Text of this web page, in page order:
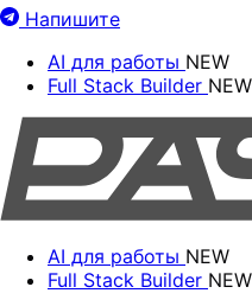
Напишите
AI для работы NEW
Full Stack Builder NEW
AI для работы NEW
Full Stack Builder NEW